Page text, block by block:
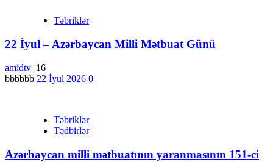
Təbriklər
22 İyul – Azərbaycan Milli Mətbuat Günü
amidtv 16
bbbbbb 22 İyul 2026 0
Təbriklər
Tədbirlər
Azərbaycan milli mətbuatının yaranmasının 151-ci